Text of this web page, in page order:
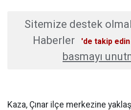
Sitemize destek
Haberler
'de takip edin
basmayı
Kaza, Çınar ilçe merkezine